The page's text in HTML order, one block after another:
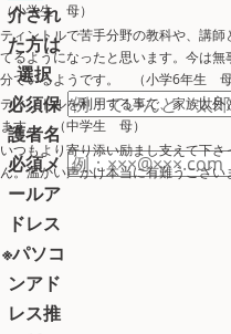
（小学生 母）
ティントルで苦手分野の教科や、講
てるようになったと思います。今は
分でいるようです。 （小学6年生 母
ティントルを利用する事で、家族以
ます。 （中学生 母）
いつもより寄り添い励まし支えて下
ん。温かい声かけ本当に有難うござ
介され
た方は
選択
必須保
護者名
必須メ
ールア
ドレス
※パソコ
ンアド
レス推